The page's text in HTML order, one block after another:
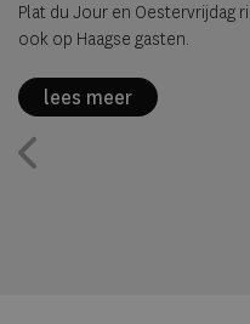
Plat du Jour en Oestervrijdag
ook op Haagse gasten.
lees meer